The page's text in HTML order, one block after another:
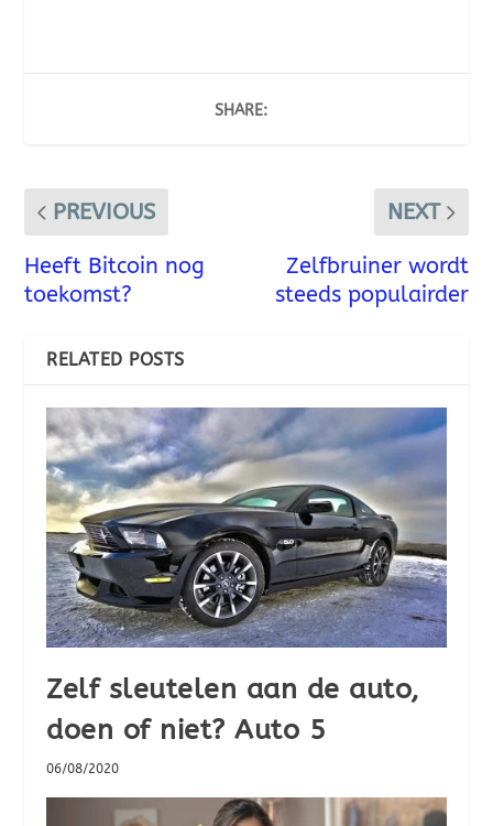
SHARE:
PREVIOUS
Heeft Bitcoin nog
toekomst?
NEXT
Zelfbruiner wordt
steeds populairder
RELATED POSTS
Zelf sleutelen aan de auto,
doen of niet? Auto 5
06/08/2020